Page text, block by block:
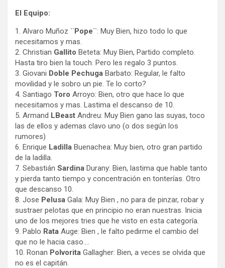
El Equipo:
1. Alvaro Muñoz ¨Pope¨: Muy Bien, hizo todo lo que
necesitamos y mas.
2. Christian Gallito Beteta: Muy Bien, Partido completo.
Hasta tiro bien la touch. Pero les regalo 3 puntos.
3. Giovani Doble Pechuga Barbato: Regular, le falto
movilidad y le sobro un pie. Te lo corto?
4. Santiago Toro Arroyo: Bien, otro que hace lo que
necesitamos y mas. Lastima el descanso de 10.
5. Armand LBeast Andreu: Muy Bien gano las suyas, toco
las de ellos y ademas clavo uno (o dos según los
rumores)
6. Enrique Ladilla Buenachea: Muy bien, otro gran partido
de la ladilla.
7. Sebastián Sardina Durany: Bien, lastima que hable tanto
y pierda tanto tiempo y concentración en tonterías. Otro
que descanso 10.
8. Jose Pelusa Gala: Muy Bien , no para de pinzar, robar y
sustraer pelotas que en principio no eran nuestras. Inicia
uno de los mejores tries que he visto en esta categoría.
9. Pablo Rata Auge: Bien , le falto pedirme el cambio del
que no le hacia caso….
10. Ronan Polvorita Gallagher: Bien, a veces se olvida que
no es el capitán.